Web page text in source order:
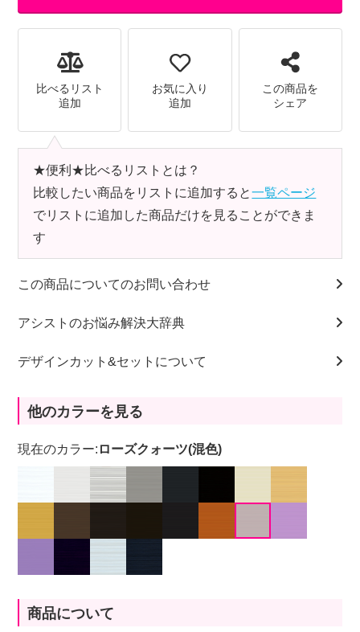
比べるリスト
追加
お気に入り
追加
この商品を
シェア
★便利★比べるリストとは？
比較したい商品をリストに追加すると一覧ページ
でリストに追加した商品だけを見ることができま
す
この商品についてのお問い合わせ
アシストのお悩み解決大辞典
デザインカット&セットについて
他のカラーを見る
現在のカラー: ローズクォーツ(混色)
商品について